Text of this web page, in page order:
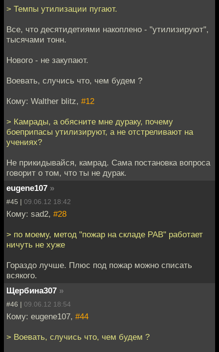
> Темпы утилизации пугают.
Все, что десятидетиями накоплено - "утилизируют",
тысячами тонн.
Нового - не закупают.
Воевать, случись что, чем будем ?
Кому: Walther blitz, #12
> Камрады, а обясните мне дураку, почему
боеприпасы утилизируют, а не отстреливают на
учениях?
Не прикидывайся, камрад. Сама постановка вопроса
говорит о том, что ты не дурак.
eugene107 »
#45 | 09.06.12 18:42
Кому: sad2, #28
> по моему, метод "пожар на складе РАВ" работает
ничуть не хуже
Гораздо лучше. Плюс под пожар можно списать
всякого.
Щербина307 »
#46 | 09.06.12 18:54
Кому: eugene107, #44
> Воевать, случись что, чем будем ?